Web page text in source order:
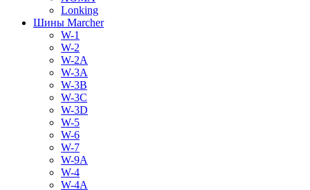
Lonking
Шины Marcher
W-1
W-2
W-2A
W-3A
W-3B
W-3C
W-3D
W-5
W-6
W-7
W-9A
W-4
W-4A